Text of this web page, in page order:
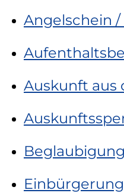
Angelschein
Auskunft aus
Einbürgerung